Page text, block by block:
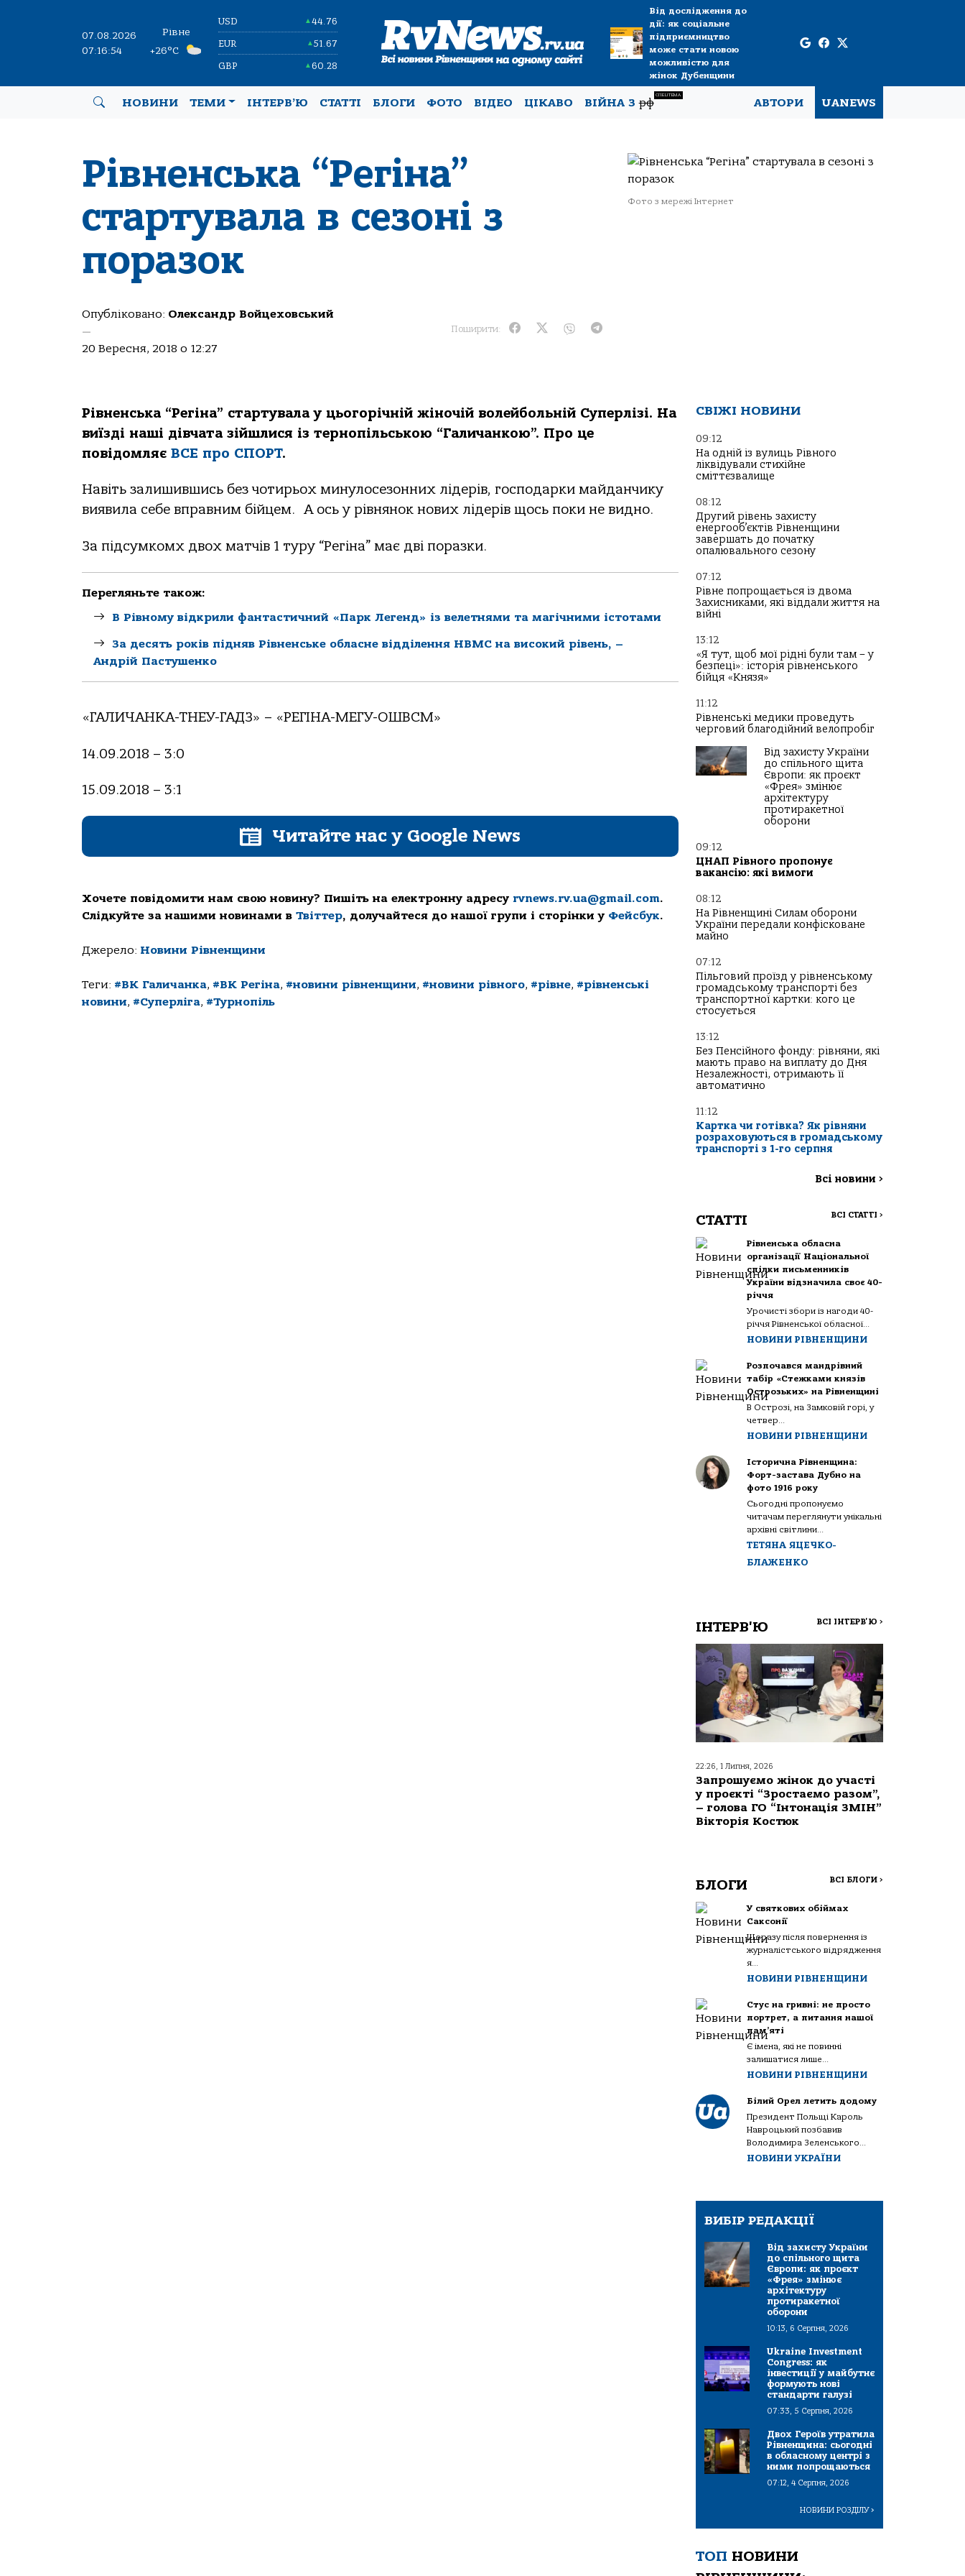
07.08.2026
07:16:54
Рівне
+26°C
USD ▲44.76
EUR ▲51.67
GBP ▲60.28
Від дослідження до
дії: як соціальне
підприємництво
може стати новою
можливістю для
жінок Дубенщини
НОВИНИ ТЕМИ ІНТЕРВ’Ю СТАТТІ БЛОГИ ФОТО ВІДЕО ЦІКАВО ВІЙНА Зрф
СПЕЦТЕМА
АВТОРИ UANEWS
Рівненська “Регіна”
стартувала в сезоні з
поразок
Опубліковано: Олександр Войцеховський
—
20 Вересня, 2018 о 12:27
Поширити:
Фото з мережі Інтернет
Рівненська “Регіна” стартувала у цьогорічній жіночій волейбольній Суперлізі. На
виїзді наші дівчата зійшлися із тернопільською “Галичанкою”. Про це
повідомляє ВСЕ про СПОРТ.
Навіть залишившись без чотирьох минулосезонних лідерів, господарки майданчику
виявила себе вправним бійцем. А ось у рівнянок нових лідерів щось поки не видно.
За підсумкомх двох матчів 1 туру “Регіна” має дві поразки.
Перегляньте також:
В Рівному відкрили фантастичний «Парк Легенд» із велетнями та магічними істотами
За десять років підняв Рівненське обласне відділення НВМС на високий рівень, –
Андрій Пастушенко
«ГАЛИЧАНКА-ТНЕУ-ГАДЗ» – «РЕГІНА-МЕГУ-ОШВСМ»
14.09.2018 – 3:0
15.09.2018 – 3:1
Читайте нас у Google News
Хочете повідомити нам свою новину? Пишіть на електронну адресу rvnews.rv.ua@gmail.com.
Слідкуйте за нашими новинами в Твіттер, долучайтеся до нашої групи і сторінки у Фейсбук.
Джерело: Новини Рівненщини
Теги: #ВК Галичанка, #ВК Регіна, #новини рівненщини, #новини рівного, #рівне, #рівненські
новини, #Суперліга, #Турнопіль
СВІЖІ НОВИНИ
09:12
На одній із вулиць Рівного
ліквідували стихійне
сміттєзвалище
08:12
Другий рівень захисту
енергооб’єктів Рівненщини
завершать до початку
опалювального сезону
07:12
Рівне попрощається із двома
Захисниками, які віддали життя на
війні
13:12
«Я тут, щоб мої рідні були там – у
безпеці»: історія рівненського
бійця «Князя»
11:12
Рівненські медики проведуть
черговий благодійний велопробіг
Від захисту України
до спільного щита
Європи: як проєкт
«Фрея» змінює
архітектуру
протиракетної
оборони
09:12
ЦНАП Рівного пропонує
вакансію: які вимоги
08:12
На Рівненщині Силам оборони
України передали конфісковане
майно
07:12
Пільговий проїзд у рівненському
громадському транспорті без
транспортної картки: кого це
стосується
13:12
Без Пенсійного фонду: рівняни, які
мають право на виплату до Дня
Незалежності, отримають її
автоматично
11:12
Картка чи готівка? Як рівняни
розраховуються в громадському
транспорті з 1-го серпня
Всі новини >
СТАТТІ ВСІ СТАТТІ >
Рівненська обласна
організації Національної
спілки письменників
України відзначила своє 40-
річчя
Урочисті збори із нагоди 40-
річчя Рівненської обласної...
НОВИНИ РІВНЕНЩИНИ
Розпочався мандрівний
табір «Стежками князів
Острозьких» на Рівненщині
В Острозі, на Замковій горі, у
четвер...
НОВИНИ РІВНЕНЩИНИ
Історична Рівненщина:
Форт-застава Дубно на
фото 1916 року
Сьогодні пропонуємо
читачам переглянути унікальні
архівні світлини...
ТЕТЯНА ЯЦЕЧКО-
БЛАЖЕНКО
ІНТЕРВ'Ю ВСІ ІНТЕРВ'Ю >
22:26, 1 Липня, 2026
Запрошуємо жінок до участі
у проєкті “Зростаємо разом”,
– голова ГО “Інтонація ЗМІН”
Вікторія Костюк
БЛОГИ ВСІ БЛОГИ >
У святкових обіймах
Саксонії
Щоразу після повернення із
журналістського відрядження
я...
НОВИНИ РІВНЕНЩИНИ
Стус на гривні: не просто
портрет, а питання нашої
пам’яті
Є імена, які не повинні
залишатися лише...
НОВИНИ РІВНЕНЩИНИ
Білий Орел летить додому
Президент Польщі Кароль
Навроцький позбавив
Володимира Зеленського...
НОВИНИ УКРАЇНИ
ВИБІР РЕДАКЦІЇ
Від захисту України
до спільного щита
Європи: як проєкт
«Фрея» змінює
архітектуру
протиракетної
оборони
10:13, 6 Серпня, 2026
Ukraine Investment
Congress: як
інвестиції у майбутнє
формують нові
стандарти галузі
07:33, 5 Серпня, 2026
Двох Героїв утратила
Рівненщина: сьогодні
в обласному центрі з
ними попрощаються
07:12, 4 Серпня, 2026
НОВИНИ РОЗДІЛУ>
ТОП НОВИНИ